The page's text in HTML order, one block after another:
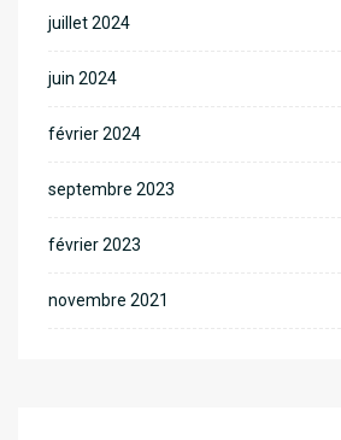
juillet 2024
juin 2024
février 2024
septembre 2023
février 2023
novembre 2021